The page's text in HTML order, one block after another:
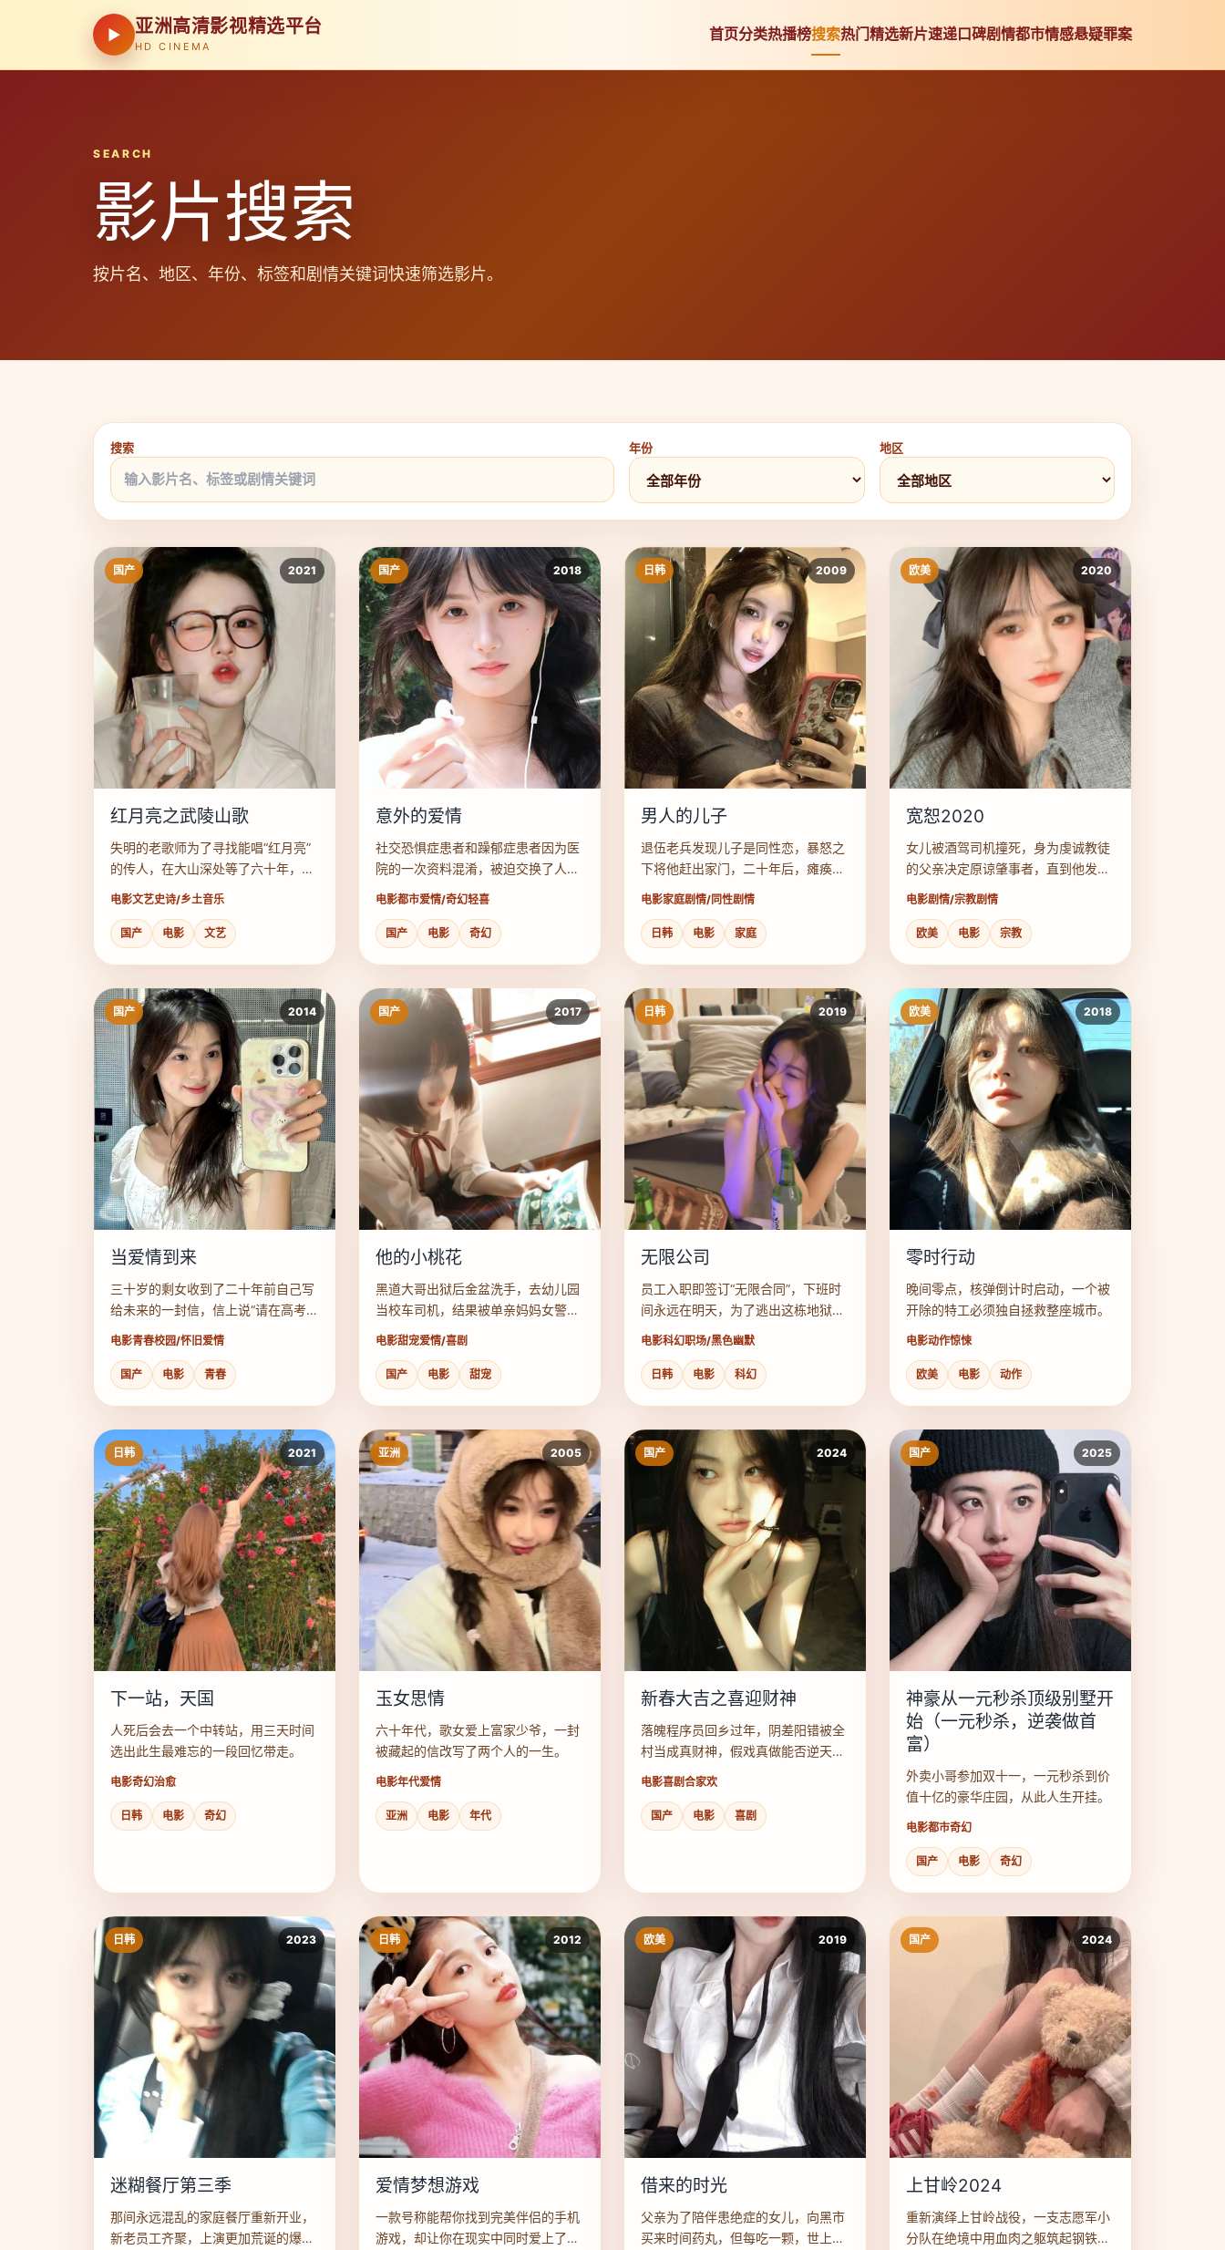
▶ 亚洲高清影视精选平台
HD CINEMA
首页分类热播榜搜索热门精选新片速递口碑剧情都市情感悬疑罪案
SEARCH
影片搜索
按片名、地区、年份、标签和剧情关键词快速筛选影片。
搜索 年份 地区
2021
国产
红月亮之武陵山歌
失明的老歌师为了寻找能唱“红月亮”
的传人，在大山深处等了六十年，等
来了一个玩摇滚的叛逆孙女。
电影文艺史诗/乡土音乐
国产 电影 文艺
2018
国产
意外的爱情
社交恐惧症患者和躁郁症患者因为医
院的一次资料混淆，被迫交换了人生
和药方。
电影都市爱情/奇幻轻喜
国产 电影 奇幻
2009
日韩
男人的儿子
退伍老兵发现儿子是同性恋，暴怒之
下将他赶出家门，二十年后，瘫痪的
他住进了儿子开的同志养老院。
电影家庭剧情/同性剧情
日韩 电影 家庭
2020
欧美
宽恕2020
女儿被酒驾司机撞死，身为虔诚教徒
的父亲决定原谅肇事者，直到他发现
肇事者毫无悔意。
电影剧情/宗教剧情
欧美 电影 宗教
2014
国产
当爱情到来
三十岁的剩女收到了二十年前自己写
给未来的一封信，信上说“请在高考后
去操场找那个踢球的男孩”。
电影青春校园/怀旧爱情
国产 电影 青春
2017
国产
他的小桃花
黑道大哥出狱后金盆洗手，去幼儿园
当校车司机，结果被单亲妈妈女警盯
上了。
电影甜宠爱情/喜剧
国产 电影 甜宠
2019
日韩
无限公司
员工入职即签订“无限合同”，下班时
间永远在明天，为了逃出这栋地狱写
字楼，他们决定杀掉AI老板。
电影科幻职场/黑色幽默
日韩 电影 科幻
2018
欧美
零时行动
晚间零点，核弹倒计时启动，一个被
开除的特工必须独自拯救整座城市。
电影动作惊悚
欧美 电影 动作
2021
日韩
下一站，天国
人死后会去一个中转站，用三天时间
选出此生最难忘的一段回忆带走。
电影奇幻治愈
日韩 电影 奇幻
2005
亚洲
玉女思情
六十年代，歌女爱上富家少爷，一封
被藏起的信改写了两个人的一生。
电影年代爱情
亚洲 电影 年代
2024
国产
新春大吉之喜迎财神
落魄程序员回乡过年，阴差阳错被全
村当成真财神，假戏真做能否逆天改
命？
电影喜剧合家欢
国产 电影 喜剧
2025
国产
神豪从一元秒杀顶级别墅开
始（一元秒杀，逆袭做首
富）
外卖小哥参加双十一，一元秒杀到价
值十亿的豪华庄园，从此人生开挂。
电影都市奇幻
国产 电影 奇幻
2023
日韩
迷糊餐厅第三季
那间永远混乱的家庭餐厅重新开业，
新老员工齐聚，上演更加荒诞的爆笑
2012
日韩
爱情梦想游戏
一款号称能帮你找到完美伴侣的手机
游戏，却让你在现实中同时爱上了三
2019
欧美
借来的时光
父亲为了陪伴患绝症的女儿，向黑市
买来时间药丸，但每吃一颗，世上就
2024
国产
上甘岭2024
重新演绎上甘岭战役，一支志愿军小
分队在绝境中用血肉之躯筑起钢铁防